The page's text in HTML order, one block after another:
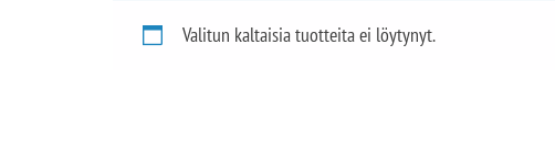
Valitun kaltaisia tuotteita ei löytynyt.